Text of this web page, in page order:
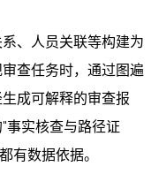
、人员关联等构建为
查任务时，通过图遍
成可解释的审查报
事实核查与路径证
有数据依据。